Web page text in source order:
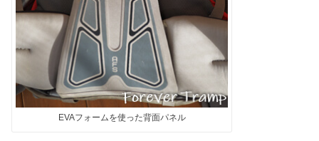
EVAフォームを使った背面パネル